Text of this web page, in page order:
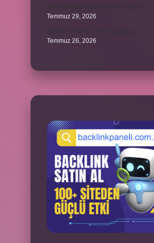
Temmuz 29, 2026
Temmuz 26, 2026